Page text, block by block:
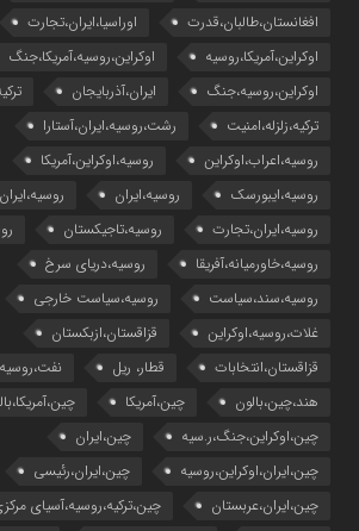
افغانستان،طالبان،قدرت
اوراسیا،ایران،تجارت
اوکراین،آمریکا،روسیه
اوکراین،روسیه،آمریکا،جنگ
اوکراین،روسیه،جنگ
ایران،آذربایجان
ترکیه،زلزله،امنیت
رشت،روسیه،ایران،آستارا
روسیه،اعراب،اوکراین
روسیه،اوکراین،آمریکا
روسیه،ایبورسک
روسیه،ایران
روسیه،ایران،تجارت
روسیه،تاجیکستان
روسیه،خاورمیانه،آفریقا
روسیه،دریای سرخ
روسیه،سند،سیاست
روسیه،سیاست خارجی
غلات،روسیه،اوکراین
قزاقستان،ازبکستان
قزاقستان،انتخابات
قطار، ریل
هند،چین،بالون
چین،آمریکا
چین،اوکراین،جنگ،ر.سیه
چین،ایران
چین،ایران،اوکراین،روسیه
چین،ایران،رئیسی
چین،ایران،عربستان
چین،ترکیه،روسیه،آسیای